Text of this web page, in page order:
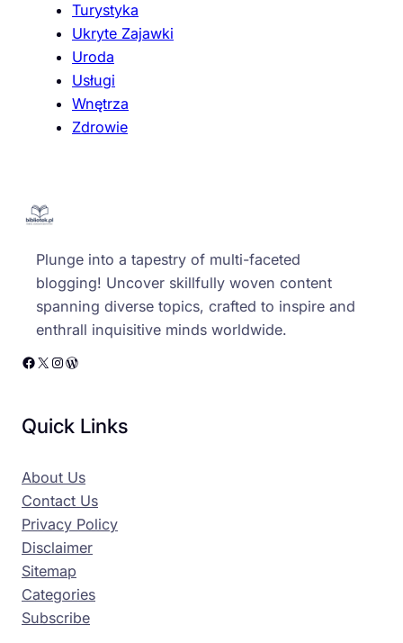
Turystyka
Ukryte Zajawki
Uroda
Usługi
Wnętrza
Zdrowie
Plunge into a tapestry of multi-faceted
blogging! Uncover skillfully woven content
spanning diverse topics, crafted to inspire and
enthrall inquisitive minds worldwide.
Facebook X Instagram WordPress
Quick Links
About Us
Contact Us
Privacy Policy
Disclaimer
Sitemap
Categories
Subscribe